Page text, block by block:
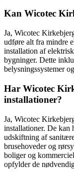
Kan Wicotec
Ja, Wicotec
udføre alt fra mindre
installation af
bygninger. Dette
belysningssystemer
Har Wicotec
installationer?
Ja, Wicotec
installationer. De kan
udskiftning af
brusehoveder og
boliger og
opfylder de